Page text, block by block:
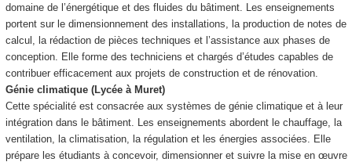
domaine de l’énergétique et des fluides du bâtiment. Les enseignements
portent sur le dimensionnement des installations, la production de notes de
calcul, la rédaction de pièces techniques et l’assistance aux phases de
conception. Elle forme des techniciens et chargés d’études capables de
contribuer efficacement aux projets de construction et de rénovation.
Génie climatique (Lycée à Muret)
Cette spécialité est consacrée aux systèmes de génie climatique et à leur
intégration dans le bâtiment. Les enseignements abordent le chauffage, la
ventilation, la climatisation, la régulation et les énergies associées. Elle
prépare les étudiants à concevoir, dimensionner et suivre la mise en œuvre